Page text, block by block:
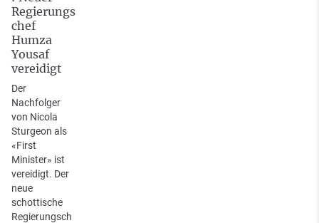
Regierungs
chef
Humza
Yousaf
vereidigt
Der
Nachfolger
von Nicola
Sturgeon als
«First
Minister» ist
vereidigt. Der
neue
schottische
Regierungsch